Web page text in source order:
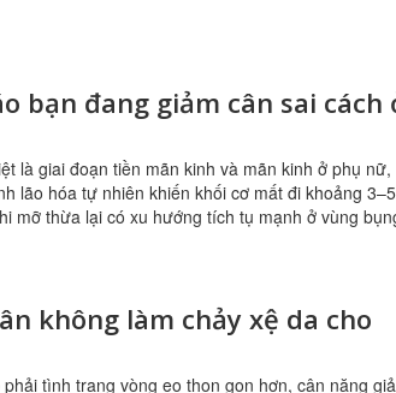
bạn đang giảm cân sai cách
là giai đoạn tiền mãn kinh và mãn kinh ở phụ
lão hóa tự nhiên khiến khối cơ mất đi khoảng
mỡ thừa lại có xu hướng tích tụ mạnh ở vùng
không làm chảy xệ da cho
tình trạng vòng eo thon gọn hơn, cân nặng